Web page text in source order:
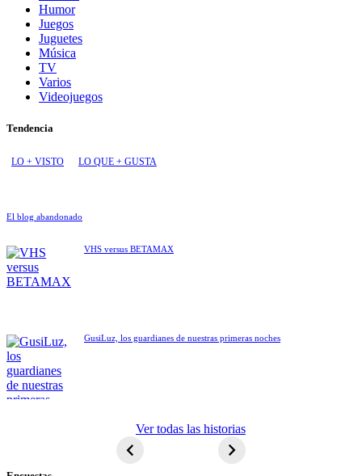
Humor
Juegos
Juguetes
Música
TV
Varios
Videojuegos
Tendencia
LO + VISTO LO QUE + GUSTA
El blog abandonado
VHS versus BETAMAX
GusiLuz, los guardianes de nuestras primeras noches
extraterrestre
Ver todas las historias